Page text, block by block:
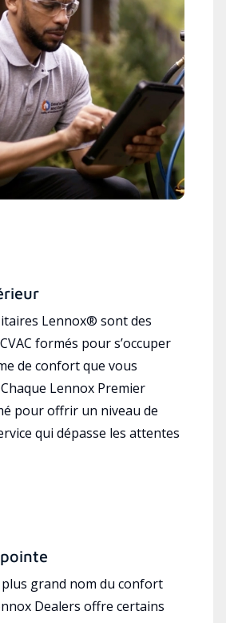
Lennox® sont des
formés pour s’occuper
de confort que vous
Lennox Premier
pour offrir un niveau de
qui dépasse les attentes
plus grand nom du confort
Dealers offre certains